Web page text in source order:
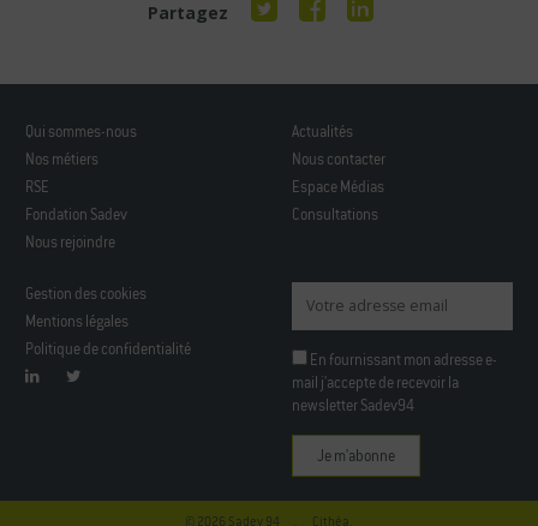
Partagez
Qui sommes-nous
Nos métiers
RSE
Fondation Sadev
Nous rejoindre
Actualités
Nous contacter
Espace Médias
Consultations
Gestion des cookies
Mentions légales
Politique de confidentialité
En fournissant mon adresse e-
mail j'accepte de recevoir la
newsletter Sadev94
© 2026 Sadev 94 . Cithéa.